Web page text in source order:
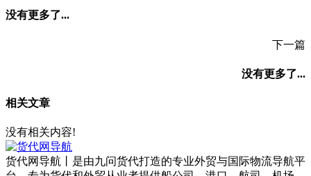
没有更多了...
下一篇
没有更多了...
相关文章
没有相关内容!
货代网导航丨是由九问货代打造的专业外贸与国际物流导航平